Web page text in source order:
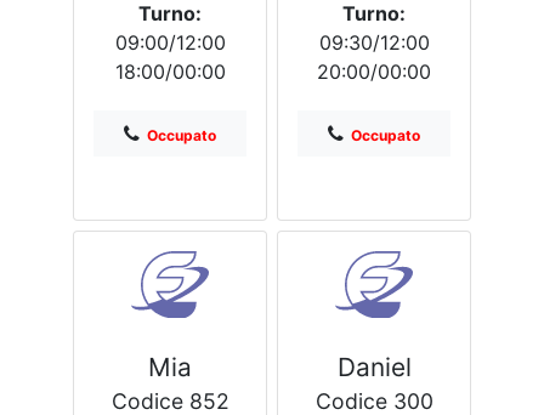
Turno:
09:00/12:00
18:00/00:00
Occupato
Turno:
09:30/12:00
20:00/00:00
Occupato
Mia
Codice 852
Daniel
Codice 300